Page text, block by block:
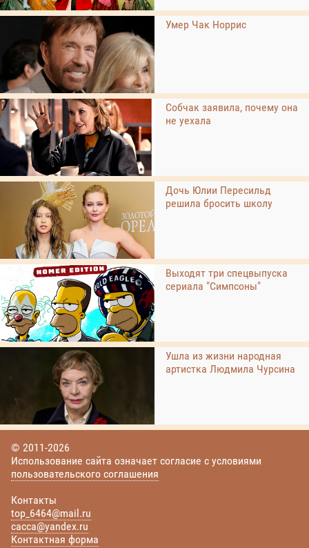
Умер Чак Норрис
Собчак заявила, почему она
не уехала
Дочь Юлии Пересильд
решила бросить школу
Выходят три спецвыпуска
сериала "Симпсоны"
Ушла из жизни народная
артистка Людмила Чурсина
© 2011-2026
Использование сайта означает согласие с условиями
пользовательского соглашения
Контакты
top_6464@mail.ru
cacca@yandex.ru
Контактная форма